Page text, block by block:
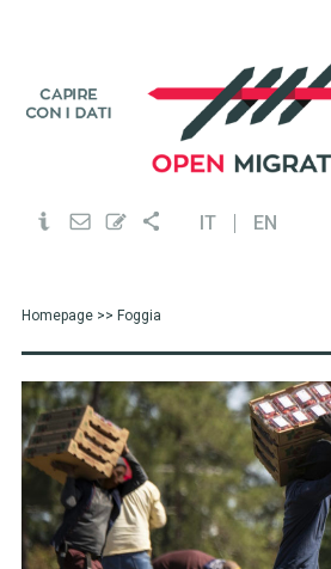
IT EN
Homepage>> Foggia